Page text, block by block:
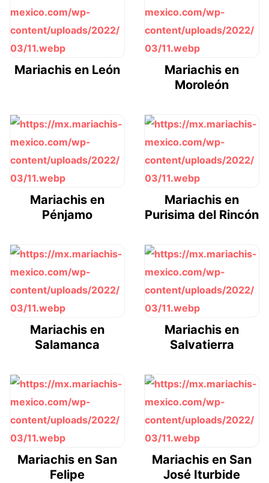
Mariachis en León
Mariachis en
Moroleón
Mariachis en
Pénjamo
Mariachis en
Purisima del Rincón
Mariachis en
Salamanca
Mariachis en
Salvatierra
Mariachis en San
Felipe
Mariachis en San
José Iturbide